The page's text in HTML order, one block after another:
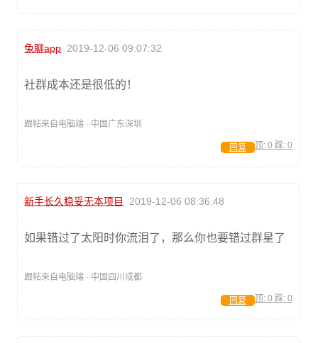
兔聊app 2019-12-06 09:07:32
社群成本还是很低的！
跟帖来自电脑端 · 中国广东深圳
顶: 0 踩: 0
回复
新手长久稳妥无本项目 2019-12-06 08:36:48
如果错过了太阳时你流泪了，那么你也要错过群星了
跟帖来自电脑端 · 中国四川成都
顶: 0 踩: 0
回复